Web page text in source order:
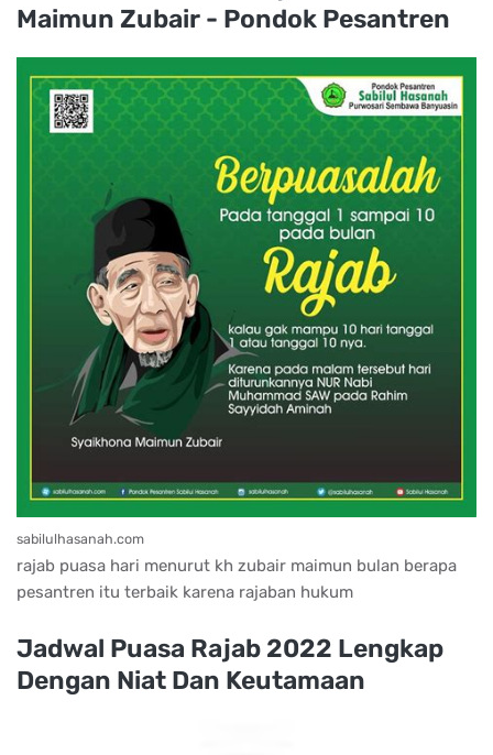
Maimun Zubair - Pondok Pesantren
sabilulhasanah.com
rajab puasa hari menurut kh zubair maimun bulan berapa
pesantren itu terbaik karena rajaban hukum
Jadwal Puasa Rajab 2022 Lengkap
Dengan Niat Dan Keutamaan